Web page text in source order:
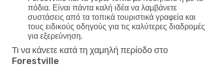
πόδια. Είναι πάντα καλή ιδέα να λαμβάνετε
συστάσεις από τα τοπικά τουριστικά γραφεία και
τους ειδικούς οδηγούς για τις καλύτερες διαδρομές
για εξερεύνηση.
Τι να κάνετε κατά τη χαμηλή περίοδο στο
Forestville